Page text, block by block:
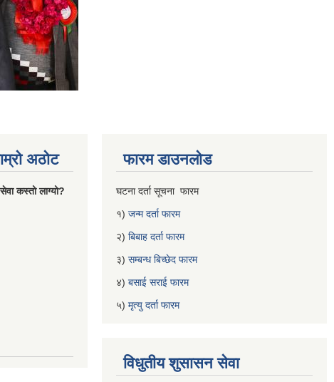
अठोट
कस्तो लाग्यो?
फारम डाउनलोड
घटना दर्ता सूचना फारम
१) जन्म दर्ता फारम
२) बिबाह दर्ता फारम
३) सम्बन्ध बिच्छेद फारम
४) बसाई सराई फारम
५) मृत्यु दर्ता फारम
विधुतीय शुसासन सेवा